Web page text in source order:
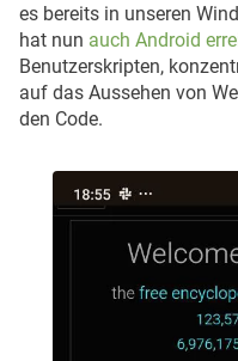
es bereits in unseren
hat nun auch Android
Benutzerskripten,
auf das Aussehen von
den Code.